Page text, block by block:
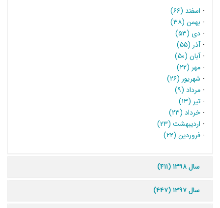
- اسفند (۶۶)
- بهمن (۳۸)
- دی (۵۳)
-آذر (۵۵)
-آبان (۵۰)
- مهر (۲۲)
- شهریور (۲۶)
- مرداد (۹)
- تیر (۱۳)
- خرداد (۲۳)
- اردیبهشت (۲۳)
- فروردین (۲۲)
سال ۱۳۹۸ (۴۱۱)
سال ۱۳۹۷ (۴۴۷)